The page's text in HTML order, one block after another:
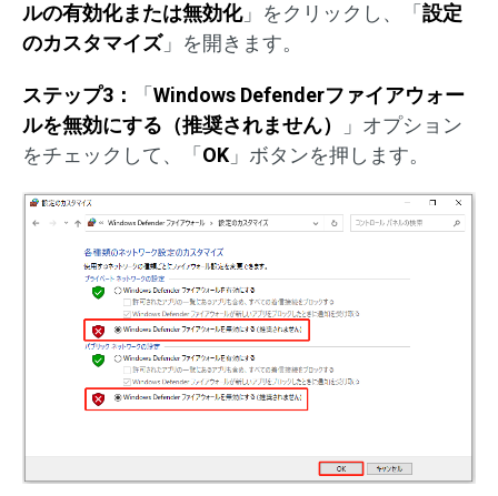
ルの有効化または無効化」をクリックし、「 設定
のカスタマイズ」を開きます。
ステップ3： 「 Windows Defenderファイアウォー
ルを無効にする（推奨されません）
」オプション
をチェックして、「 OK 」ボタンを押します。